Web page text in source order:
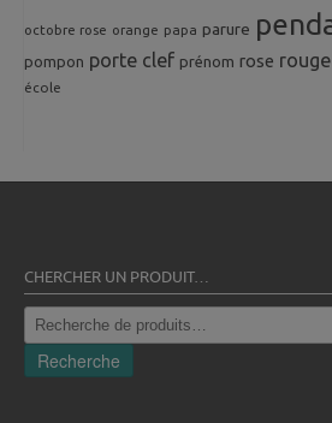
octobre rose orange papa parure
pompon porte clef prénom rose rouge
école
CHERCHER UN PRODUIT…
Recherche
pour :
Recherche